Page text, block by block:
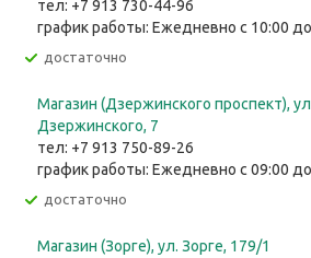
тел: +7 913 730-44-96
график работы: Ежедневно с 10:00
Достаточно
Магазин (Дзержинского проспект),
Дзержинского, 7
тел: +7 913 750-89-26
график работы: Ежедневно с 09:00
Достаточно
Магазин (Зорге), ул. Зорге, 179/1